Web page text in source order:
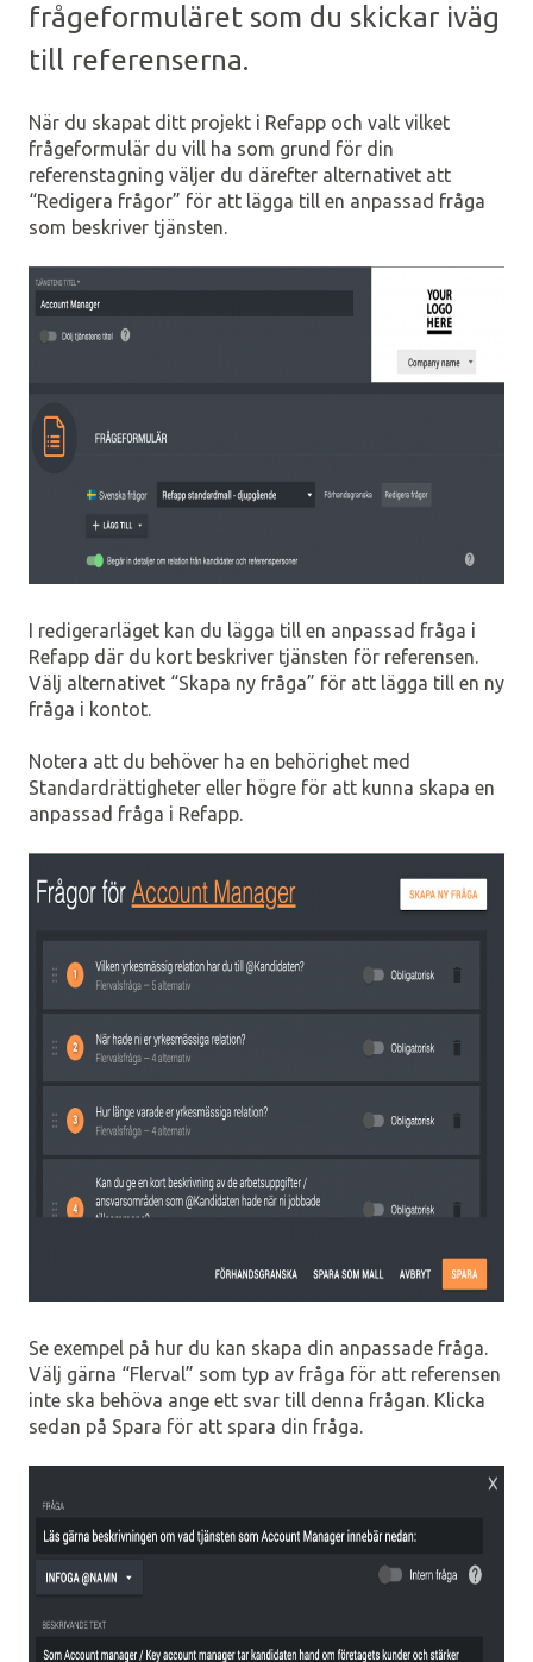
frågeformuläret som du skickar iväg
till referenserna.
När du skapat ditt projekt i Refapp och valt vilket
frågeformulär du vill ha som grund för din
referenstagning väljer du därefter alternativet att
“Redigera frågor” för att lägga till en anpassad fråga
som beskriver tjänsten.
I redigerarläget kan du lägga till en anpassad fråga i
Refapp där du kort beskriver tjänsten för referensen.
Välj alternativet “Skapa ny fråga” för att lägga till en ny
fråga i kontot.
Notera att du behöver ha en behörighet med
Standardrättigheter eller högre för att kunna skapa en
anpassad fråga i Refapp.
Se exempel på hur du kan skapa din anpassade fråga.
Välj gärna “Flerval” som typ av fråga för att referensen
inte ska behöva ange ett svar till denna frågan. Klicka
sedan på Spara för att spara din fråga.